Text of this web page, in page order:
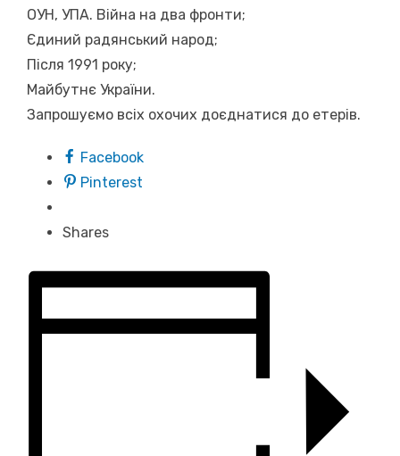
ОУН, УПА. Війна на два фронти;
Єдиний радянський народ;
Після 1991 року;
Майбутнє України.
Запрошуємо всіх охочих доєднатися до етерів.
Facebook
Pinterest
Shares